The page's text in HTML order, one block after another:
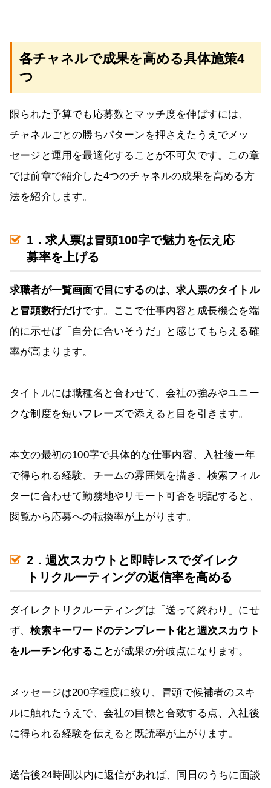
各チャネルで成果を高める具体施策4
つ
限られた予算でも応募数とマッチ度を伸ばすには、
チャネルごとの勝ちパターンを押さえたうえでメッ
セージと運用を最適化することが不可欠です。この章
では前章で紹介した4つのチャネルの成果を高める方
法を紹介します。
1．求人票は冒頭100字で魅力を伝え応
募率を上げる
求職者が一覧画面で目にするのは、求人票のタイトル
と冒頭数行だけです。ここで仕事内容と成長機会を端
的に示せば「自分に合いそうだ」と感じてもらえる確
率が高まります。
タイトルには職種名と合わせて、会社の強みやユニー
クな制度を短いフレーズで添えると目を引きます。
本文の最初の100字で具体的な仕事内容、入社後一年
で得られる経験、チームの雰囲気を描き、検索フィル
ターに合わせて勤務地やリモート可否を明記すると、
閲覧から応募への転換率が上がります。
2．週次スカウトと即時レスでダイレク
トリクルーティングの返信率を高める
ダイレクトリクルーティングは「送って終わり」にせ
ず、検索キーワードのテンプレート化と週次スカウト
をルーチン化することが成果の分岐点になります。
メッセージは200字程度に絞り、冒頭で候補者のスキ
ルに触れたうえで、会社の目標と合致する点、入社後
に得られる経験を伝えると既読率が上がります。
送信後24時間以内に返信があれば、同日のうちに面談